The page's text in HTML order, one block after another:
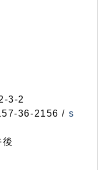
3-2
36-2156 / s